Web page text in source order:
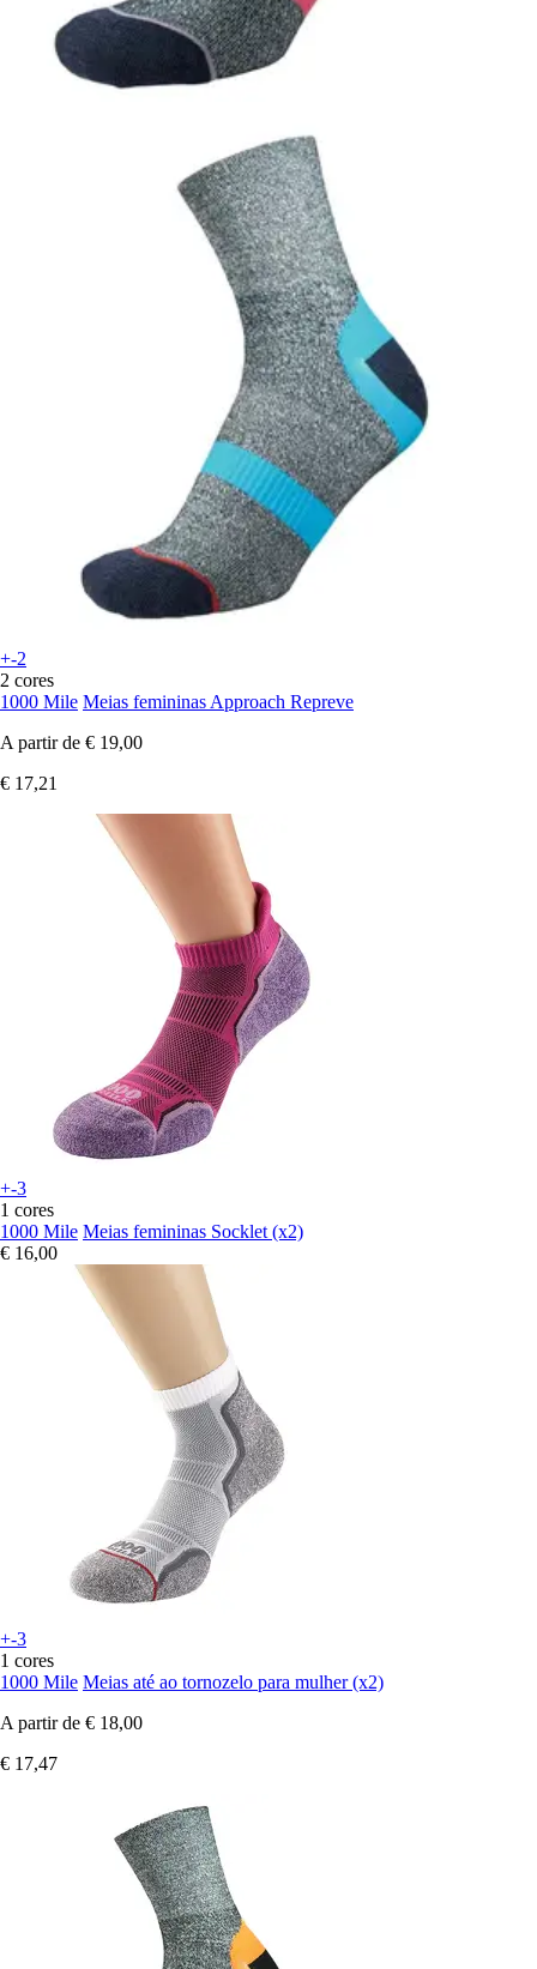
+-2
2 cores
1000 Mile Meias femininas Approach Repreve
A partir de € 19,00
€ 17,21
+-3
1 cores
1000 Mile Meias femininas Socklet (x2)
€ 16,00
+-3
1 cores
1000 Mile Meias até ao tornozelo para mulher (x2)
A partir de € 18,00
€ 17,47